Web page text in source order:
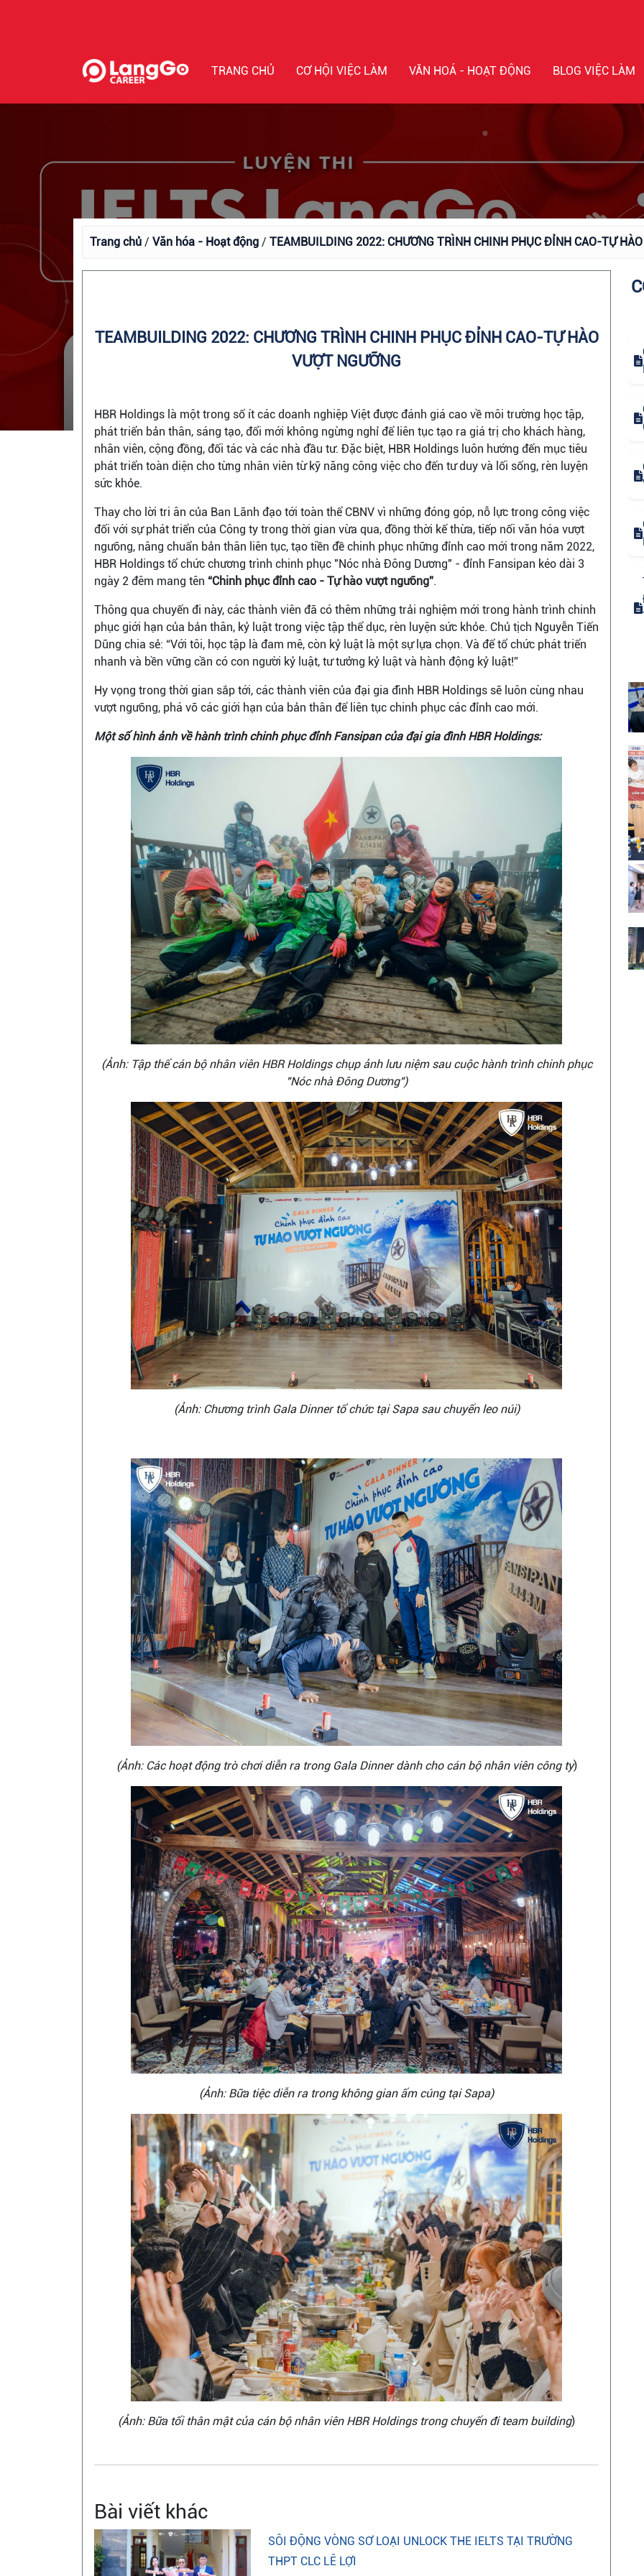
TRANG CHỦ CƠ HỘI VIỆC LÀM VĂN HOÁ - HOẠT ĐỘNG BLOG VIỆC LÀM
Trang chủ / Văn hóa - Hoạt động / TEAMBUILDING 2022: CHƯƠNG TRÌNH CHINH PHỤC ĐỈNH CAO-TỰ
TEAMBUILDING 2022: CHƯƠNG TRÌNH CHINH PHỤC ĐỈNH CAO-TỰ HÀO
VƯỢT NGƯỠNG
HBR Holdings là một trong số ít các doanh nghiệp Việt được đánh giá cao về môi trường học tập,
phát triển bản thân, sáng tạo, đổi mới không ngừng nghỉ để liên tục tạo ra giá trị cho khách hàng,
nhân viên, cộng đồng, đối tác và các nhà đầu tư. Đặc biệt, HBR Holdings luôn hướng đến mục tiêu
phát triển toàn diện cho từng nhân viên từ kỹ năng công việc cho đến tư duy và lối sống, rèn luyện
sức khỏe.
Thay cho lời tri ân của Ban Lãnh đạo tới toàn thể CBNV vì những đóng góp, nỗ lực trong công việc
đối với sự phát triển của Công ty trong thời gian vừa qua, đồng thời kế thừa, tiếp nối văn hóa vượt
ngưỡng, nâng chuẩn bản thân liên tục, tạo tiền đề chinh phục những đỉnh cao mới trong năm 2022,
HBR Holdings tổ chức chương trình chinh phục "Nóc nhà Đông Dương" - đỉnh Fansipan kéo dài 3
ngày 2 đêm mang tên “Chinh phục đỉnh cao - Tự hào vượt ngưỡng”.
Thông qua chuyến đi này, các thành viên đã có thêm những trải nghiệm mới trong hành trình chinh
phục giới hạn của bản thân, kỷ luật trong việc tập thể dục, rèn luyện sức khỏe. Chủ tịch Nguyễn Tiến
Dũng chia sẻ: “Với tôi, học tập là đam mê, còn kỷ luật là một sự lựa chọn. Và để tổ chức phát triển
nhanh và bền vững cần có con người kỷ luật, tư tưởng kỷ luật và hành động kỷ luật!”
Hy vọng trong thời gian sắp tới, các thành viên của đại gia đình HBR Holdings sẽ luôn cùng nhau
vượt ngưỡng, phá vỡ các giới hạn của bản thân để liên tục chinh phục các đỉnh cao mới.
Một số hình ảnh về hành trình chinh phục đỉnh Fansipan của đại gia đình HBR Holdings:
(Ảnh: Tập thể cán bộ nhân viên HBR Holdings chụp ảnh lưu niệm sau cuộc hành trình chinh phục
"Nóc nhà Đông Dương")
(Ảnh: Chương trình Gala Dinner tổ chức tại Sapa sau chuyến leo núi)
(Ảnh: Các hoạt động trò chơi diễn ra trong Gala Dinner dành cho cán bộ nhân viên công ty)
(Ảnh: Bữa tiệc diễn ra trong không gian ấm cúng tại Sapa)
(Ảnh: Bữa tối thân mật của cán bộ nhân viên HBR Holdings trong chuyến đi team building)
Bài viết khác
SÔI ĐỘNG VÒNG SƠ LOẠI UNLOCK THE IELTS TẠI TRƯỜNG
THPT CLC LÊ LỢI